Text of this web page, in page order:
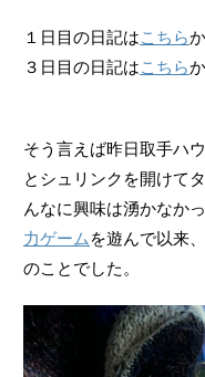
１日目の日記はこちら
３日目の日記はこちら
そう言えば昨日取手ハ
とシュリンクを開けて
んなに興味は湧かなか
力ゲームを遊んで以来
のことでした。